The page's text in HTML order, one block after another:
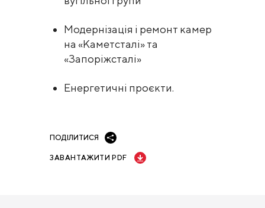
Модернізація і ремонт камер
на «Каметсталі» та
«Запоріжсталі»
Енергетичні проєкти.
ПОДІЛИТИСЯ
ЗАВАНТАЖИТИ PDF